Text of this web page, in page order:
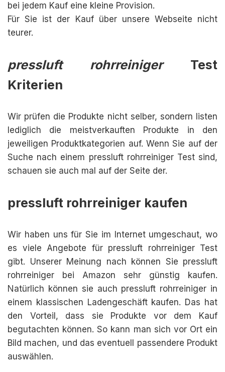
bei jedem Kauf eine kleine Provision.
Für Sie ist der Kauf über unsere Webseite nicht
teurer.
pressluft rohrreinigerTest
Kriterien
Wir prüfen die Produkte nicht selber, sondern listen
lediglich die meistverkauften Produkte in den
jeweiligen Produktkategorien auf. Wenn Sie auf der
Suche nach einem pressluft rohrreiniger Test sind,
schauen sie auch mal auf der Seite der.
pressluft rohrreiniger kaufen
Wir haben uns für Sie im Internet umgeschaut, wo
es viele Angebote für pressluft rohrreiniger Test
gibt. Unserer Meinung nach können Sie pressluft
rohrreiniger bei Amazon sehr günstig kaufen.
Natürlich können sie auch pressluft rohrreiniger in
einem klassischen Ladengeschäft kaufen. Das hat
den Vorteil, dass sie Produkte vor dem Kauf
begutachten können. So kann man sich vor Ort ein
Bild machen, und das eventuell passendere Produkt
auswählen.